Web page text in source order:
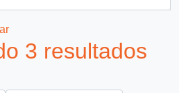
3 resultados